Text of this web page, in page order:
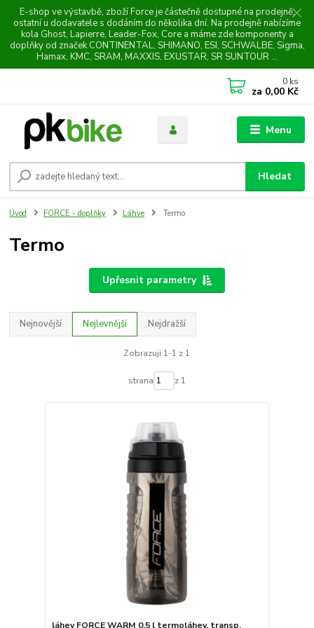
E-shop ve výstavbě, zboží Force je částečně dostupné na prodejně,
ostatní u dodavatele s dodáním do několika dní. Na prodejně nabízíme
kola Ghost, Lapierre, Leader-Fox, Core a máme zde komponenty a
doplňky od značek CONTINENTAL, SHIMANO, ESI, SCHWALBE, Sigma,
Hamax, KMC, SRAM, MAXXIS, EXUSTAR, SR SUNTOUR ...
Menu
Hledat
0 ks
za 0,00 Kč
Úvod FORCE - doplňky Láhve Termo
Termo
Upřesnit parametry
Nejnovější Nejlevnější Nejdražší
Zobrazuji 1-1 z 1
strana z 1
láhev FORCE WARM 0,5 l termoláhev, transp.